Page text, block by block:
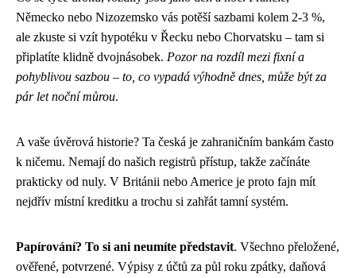
Německo nebo Nizozemsko vás potěší sazbami kolem 2-3 %,
ale zkuste si vzít hypotéku v Řecku nebo Chorvatsku – tam si
připlatíte klidně dvojnásobek. Pozor na rozdíl mezi fixní a
pohyblivou sazbou – to, co vypadá výhodně dnes, může být za
pár let noční můrou.
A vaše úvěrová historie? Ta česká je zahraničním bankám často
k ničemu. Nemají do našich registrů přístup, takže začínáte
prakticky od nuly. V Británii nebo Americe je proto fajn mít
nejdřív místní kreditku a trochu si zahřát tamní systém.
Papírování? To si ani neumíte představit. Všechno přeložené,
ověřené, potvrzené. Výpisy z účtů za půl roku zpátky, daňová